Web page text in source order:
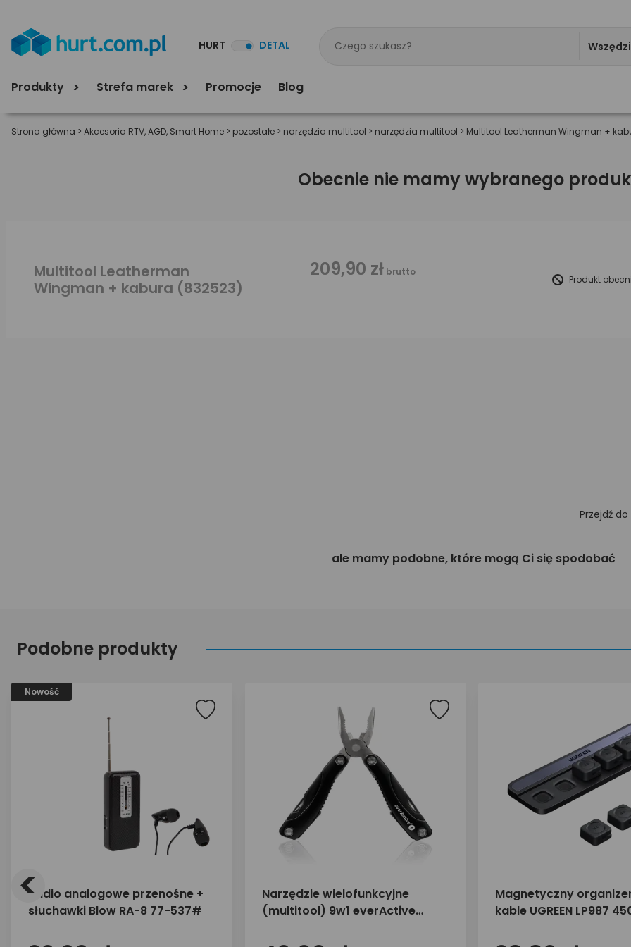
HURT DETAL
Produkty Strefa marek Promocje Blog
Strona główna > Akcesoria RTV, AGD, Smart Home > pozostałe > narzędzia multitool > narzędzia multitool > Multitool Leatherman Wingman +
Obecnie nie mamy wybranego
Multitool Leatherman
Wingman + kabura (832523)
209,90 zł brutto
Produkt
Przejdź do
ale mamy podobne, które mogą Ci się spodobać
Podobne produkty
Nowość
Radio analogowe przenośne +
słuchawki Blow RA-8 77-537#
Narzędzie wielofunkcyjne
(multitool) 9w1 everActive
Magnetyczny
kable UGREEN LP987
<